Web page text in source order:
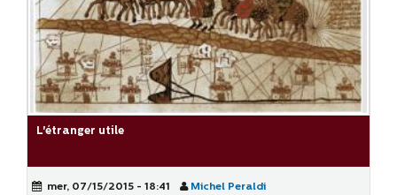
L'étranger utile
mer, 07/15/2015 - 18:41 Michel Peraldi